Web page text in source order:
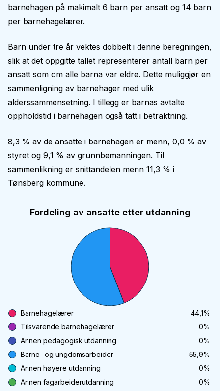
barnehagen på makimalt 6 barn per ansatt og 14 barn
per barnehagelærer.
Barn under tre år vektes dobbelt i denne beregningen,
slik at det oppgitte tallet representerer antall barn per
ansatt som om alle barna var eldre. Dette muliggjør en
sammenligning av barnehager med ulik
alderssammensetning. I tillegg er barnas avtalte
oppholdstid i barnehagen også tatt i betraktning.
8,3 % av de ansatte i barnehagen er menn, 0,0 % av
styret og 9,1 % av grunnbemanningen. Til
sammenlikning er snittandelen menn 11,3 % i
Tønsberg kommune.
Fordeling av ansatte etter utdanning
Barnehagelærer 44,1%
Tilsvarende barnehagelærer
0%
Annen pedagogisk utdanning
0%
Barne- og ungdomsarbeider
55,9%
Annen høyere utdanning
0%
Annen fagarbeiderutdanning
0%